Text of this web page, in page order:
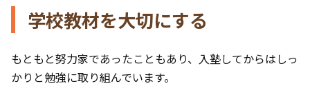
学校教材を大切にする
もともと努力家であったこともあり、入塾してからはしっ
かりと勉強に取り組んでいます。